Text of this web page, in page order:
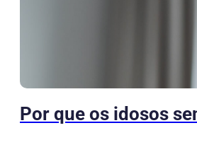
Por que os idosos